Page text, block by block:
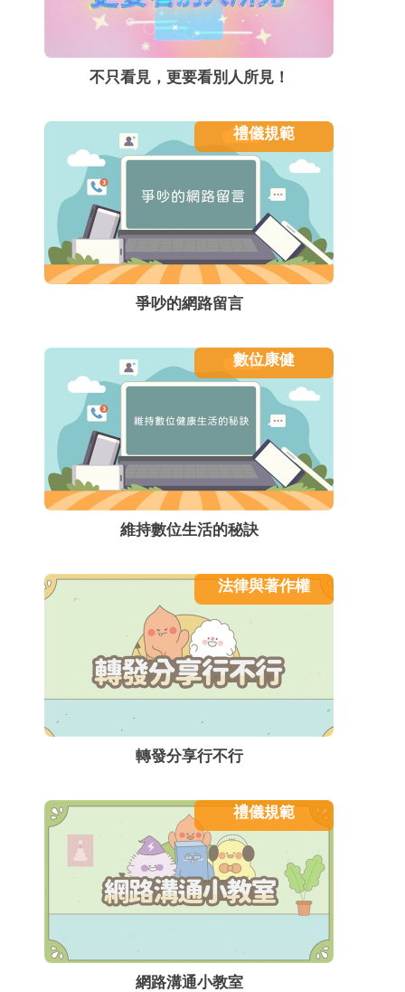
不只看見，更要看別人所見！
禮儀規範
爭吵的網路留言
數位康健
維持數位生活的秘訣
法律與著作權
轉發分享行不行
禮儀規範
網路溝通小教室